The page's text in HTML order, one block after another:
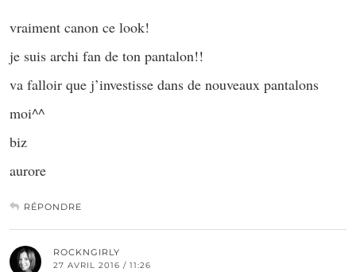
vraiment canon ce look!
je suis archi fan de ton pantalon!!
va falloir que j’investisse dans de nouveaux pantalons
moi^^
biz
aurore
RÉPONDRE
ROCKNGIRLY
27 AVRIL 2016 / 11:26